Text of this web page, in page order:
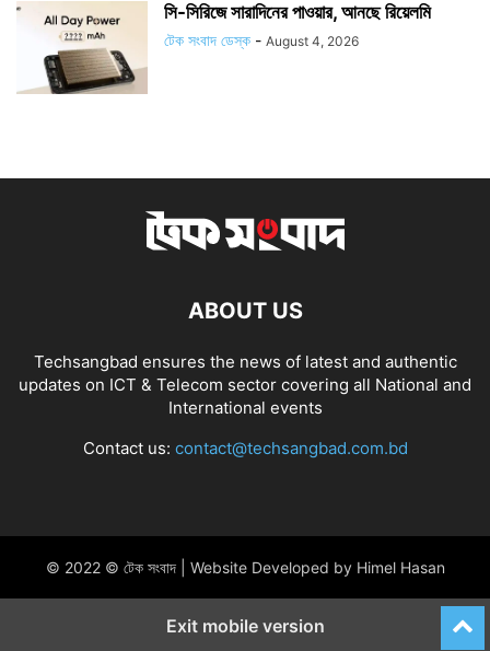
সি-সিরিজে সারাদিনের পাওয়ার, আনছে রিয়েলমি
টেক সংবাদ ডেস্ক - August 4, 2026
ABOUT US
Techsangbad ensures the news of latest and authentic
updates on ICT & Telecom sector covering all National and
International events
Contact us: contact@techsangbad.com.bd
© 2022 © টেক সংবাদ | Website Developed by Himel Hasan
Exit mobile version